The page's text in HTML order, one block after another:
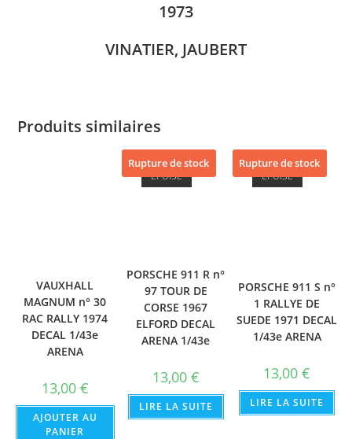
1973
VINATIER, JAUBERT
Produits similaires
VAUXHALL
MAGNUM n° 30
RAC RALLY 1974
DECAL 1/43e
ARENA
13,00 €
AJOUTER AU
PANIER
Rupture de stock
ÉPUISÉ
PORSCHE 911 R n°
97 TOUR DE
CORSE 1967
ELFORD DECAL
ARENA 1/43e
13,00 €
LIRE LA SUITE
Rupture de stock
ÉPUISÉ
PORSCHE 911 S n°
1 RALLYE DE
SUEDE 1971 DECAL
1/43e ARENA
13,00€
LIRE LA SUITE